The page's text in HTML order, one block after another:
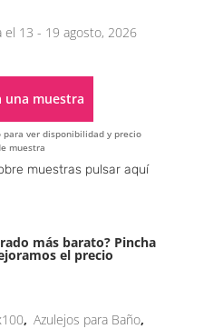
el 13 - 19 agosto, 2026
una muestra
para ver disponibilidad y precio
muestra
Alternative:
muestras pulsar aquí
más barato? Pincha
el precio
, Azulejos para Baño,